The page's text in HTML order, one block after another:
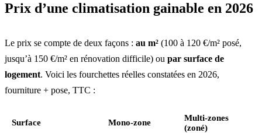
Prix d’une climatisation gainable en 2026
Le prix se compte de deux façons : au m² (100 à 120 €/m² posé,
jusqu’à 150 €/m² en rénovation difficile) ou par surface de
logement. Voici les fourchettes réelles constatées en 2026,
fourniture + pose, TTC :
Surface Mono-zone
Multi-zones
(zoné)